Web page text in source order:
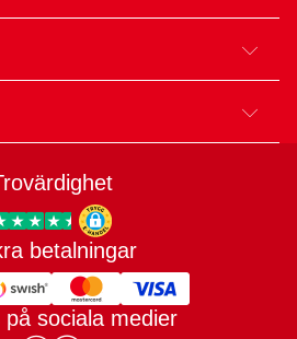
Trygg E-handel
betalningar
på sociala medier